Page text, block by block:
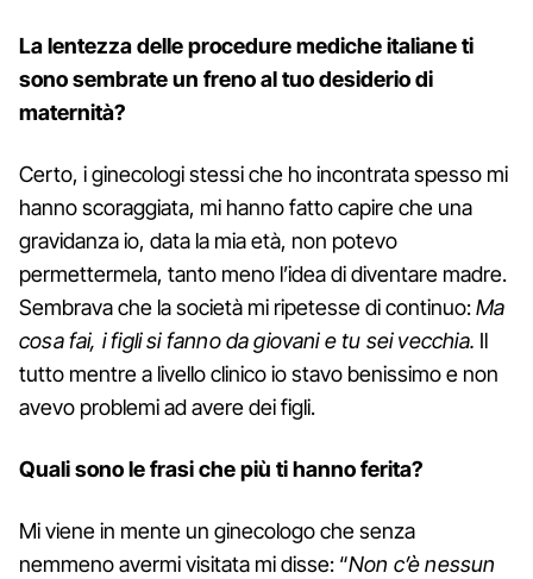
La lentezza delle procedure mediche italiane ti
sono sembrate un freno al tuo desiderio di
maternità?
Certo, i ginecologi stessi che ho incontrata spesso mi
hanno scoraggiata, mi hanno fatto capire che una
gravidanza io, data la mia età, non potevo
permettermela, tanto meno l’idea di diventare madre.
Sembrava che la società mi ripetesse di continuo:Ma
cosa fai, i figli si fanno da giovani e tu sei vecchia. Il
tutto mentre a livello clinico io stavo benissimo e non
avevo problemi ad avere dei figli.
Quali sono le frasi che più ti hanno ferita?
Mi viene in mente un ginecologo che senza
nemmeno avermi visitata mi disse: “Non c’è nessun